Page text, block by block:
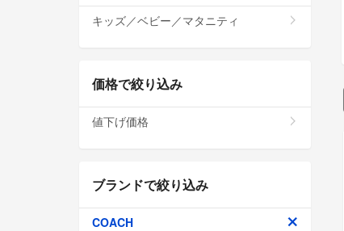
キッズ／ベビー／マタニティ
価格で絞り込み
値下げ価格
ブランドで絞り込み
COACH